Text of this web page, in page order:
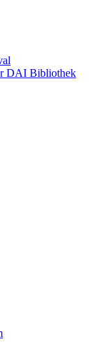
DAI Bibliothek